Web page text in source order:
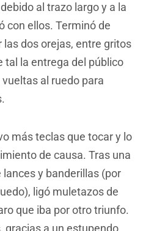
al trazo largo y a la
con ellos. Terminó de
dos orejas, entre gritos
tal la entrega del público
al ruedo para
más teclas que tocar y lo
de causa. Tras una
y banderillas (por
ligó muletazos de
que iba por otro triunfo.
gracias a un estupendo